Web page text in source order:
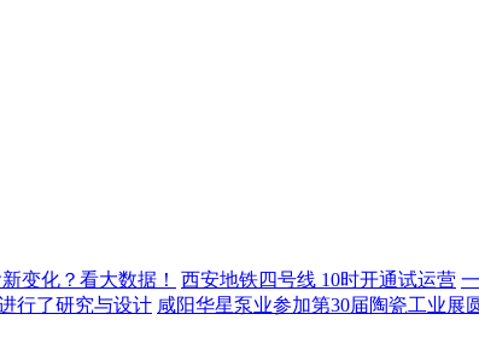
变化？看大数据！ 西安地铁四号线 10时开通试运营
行了研究与设计 咸阳华星泵业参加第30届陶瓷工业展